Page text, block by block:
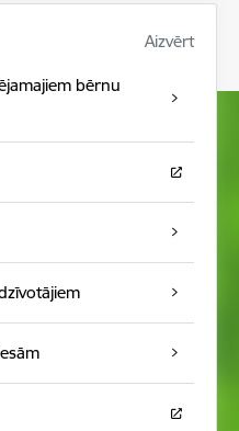
Aizvērt
bērnu